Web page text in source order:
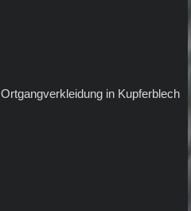
Ortgangverkleidung in Kupferblech